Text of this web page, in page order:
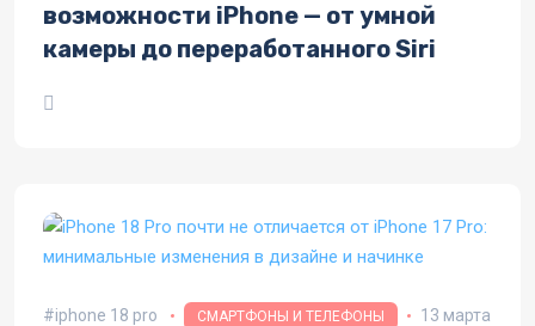
возможности iPhone — от умной
камеры до переработанного Siri
iphone 18 pro СМАРТФОНЫ И ТЕЛЕФОНЫ 13 марта